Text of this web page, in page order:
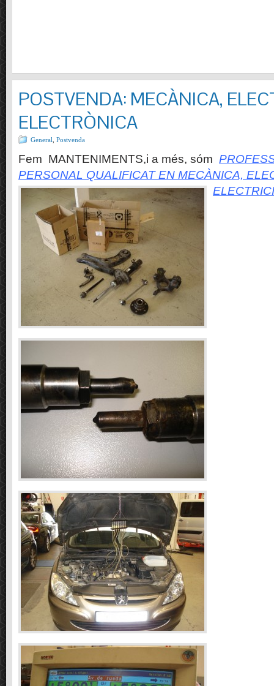
POSTVENDA: MECÀNICA,
ELECTRÒNICA
General Postvenda
Fem MANTENIMENTS,i a més, sóm
PERSONAL QUALIFICAT EN MECÀNICA,